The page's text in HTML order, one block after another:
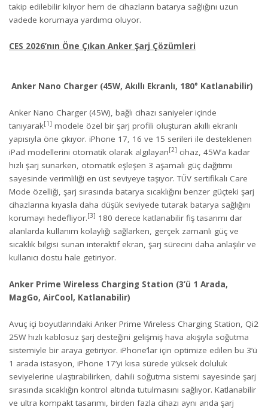
takip edilebilir kılıyor hem de cihazların batarya sağlığını uzun
vadede korumaya yardımcı oluyor.
CES 2026’nın Öne Çıkan Anker Şarj Çözümleri
Anker Nano Charger (45W, Akıllı Ekranlı, 180° Katlanabilir)
Anker Nano Charger (45W), bağlı cihazı saniyeler içinde
tanıyarak[1] modele özel bir şarj profili oluşturan akıllı ekranlı
yapısıyla öne çıkıyor. iPhone 17, 16 ve 15 serileri ile desteklenen
iPad modellerini otomatik olarak algılayan[2] cihaz, 45W’a kadar
hızlı şarj sunarken, otomatik eşleşen 3 aşamalı güç dağıtımı
sayesinde verimliliği en üst seviyeye taşıyor. TÜV sertifikalı Care
Mode özelliği, şarj sırasında batarya sıcaklığını benzer güçteki şarj
cihazlarına kıyasla daha düşük seviyede tutarak batarya sağlığını
korumayı hedefliyor.[3] 180 derece katlanabilir fiş tasarımı dar
alanlarda kullanım kolaylığı sağlarken, gerçek zamanlı güç ve
sıcaklık bilgisi sunan interaktif ekran, şarj sürecini daha anlaşılır ve
kullanıcı dostu hale getiriyor.
Anker Prime Wireless Charging Station (3’ü 1 Arada,
MagGo, AirCool, Katlanabilir)
Avuç içi boyutlarındaki Anker Prime Wireless Charging Station, Qi2
25W hızlı kablosuz şarj desteğini gelişmiş hava akışıyla soğutma
sistemiyle bir araya getiriyor. iPhone’lar için optimize edilen bu 3’ü
1 arada istasyon, iPhone 17’yi kısa sürede yüksek doluluk
seviyelerine ulaştırabilirken, dahili soğutma sistemi sayesinde şarj
sırasında sıcaklığın kontrol altında tutulmasını sağlıyor. Katlanabilir
ve ultra kompakt tasarımı, birden fazla cihazı aynı anda şarj